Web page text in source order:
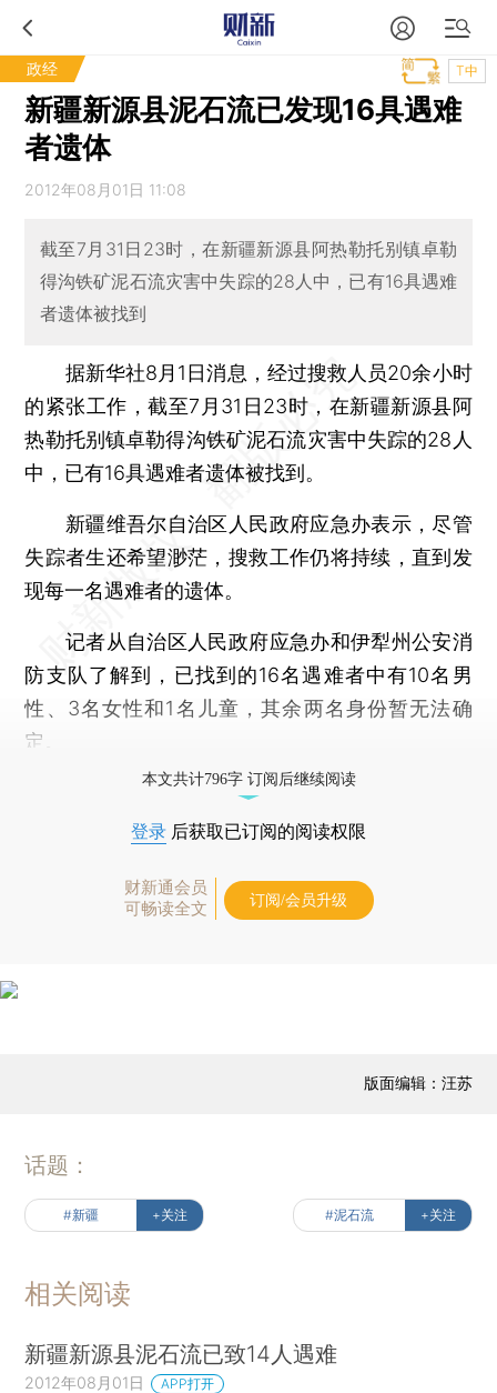
政经 T中
新疆新源县泥石流已发现16具遇难
者遗体
2012年08月01日 11:08
截至7月31日23时，在新疆新源县阿热勒托别镇卓勒
得沟铁矿泥石流灾害中失踪的28人中，已有16具遇难
者遗体被找到
据新华社8月1日消息，经过搜救人员20余小时
的紧张工作，截至7月31日23时，在新疆新源县阿
热勒托别镇卓勒得沟铁矿泥石流灾害中失踪的28人
中，已有16具遇难者遗体被找到。
新疆维吾尔自治区人民政府应急办表示，尽管
失踪者生还希望渺茫，搜救工作仍将持续，直到发
现每一名遇难者的遗体。
记者从自治区人民政府应急办和伊犁州公安消
防支队了解到，已找到的16名遇难者中有10名男
性、3名女性和1名儿童，其余两名身份暂无法确
定。
本文共计796字 订阅后继续阅读
登录 后获取已订阅的阅读权限
财新通会员
可畅读全文
订阅/会员升级
版面编辑：汪苏
话题：
#新疆 +关注 #泥石流 +关注
相关阅读
新疆新源县泥石流已致14人遇难
2012年08月01日 APP打开